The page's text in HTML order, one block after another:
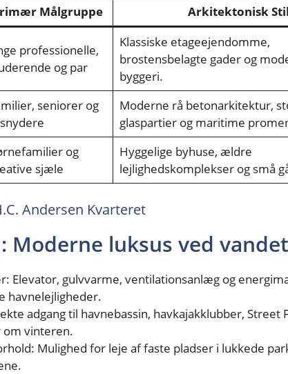
Målgruppe Arkitektonisk Stil
professionelle,
og par
Klassiske etageejendomme,
brostensbelagte gader og
byggeri.
seniorer og
Moderne rå betonarkitektur,
glaspartier og maritime
og
sjæle
Hyggelige byhuse, ældre
lejlighedskomplekser og små
Andersen Kvarteret
Moderne luksus ved vandet
Elevator, gulvvarme, ventilationsanlæg og
havnelejligheder.
adgang til havnebassin, havkajakklubber, Street
om vinteren.
Mulighed for leje af faste pladser i lukkede